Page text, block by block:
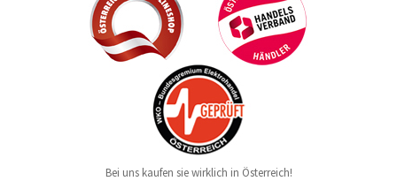
Bei uns kaufen sie wirklich in Österreich!